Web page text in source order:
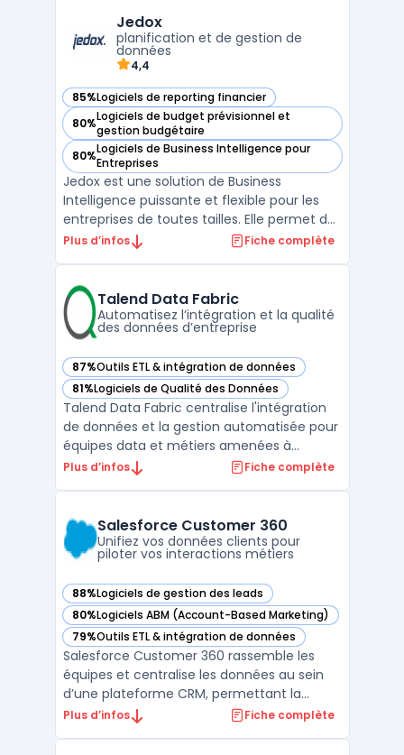
Power BI pour offrir une solution complète
aux entreprise ...
Jedox
planification et de gestion de
données
4,4
85%Logiciels de reporting financier
— voir Jedox dans cette catégorie
80%Logiciels de budget prévisionnel et
gestion budgétaire
— voir Jedox dans cette catégorie
80%Logiciels de Business Intelligence pour
Entreprises
— voir Jedox dans cette catégorie
Jedox est une solution de Business
Intelligence puissante et flexible pour les
entreprises de toutes tailles. Elle permet de
rassembler toutes les données d'une
de performance, et de générer des
reporting financier ...
Plus d’infos Fiche complète
Talend Data Fabric
Automatisez l’intégration et la qualité
des données d’entreprise
87%Outils ETL & intégration de données
— voir Talend Data Fabric dans cette catégorie
81%Logiciels de Qualité des Données
— voir Talend Data Fabric dans cette catégorie
Talend Data Fabric centralise l'intégration
de données et la gestion automatisée pour
équipes data et métiers amenées à
travailler sur des volumes croissants et des
distribuer des données entre applications
cloud et lo ...
Plus d’infos Fiche complète
Salesforce Customer 360
Unifiez vos données clients pour
piloter vos interactions métiers
88%Logiciels de gestion des leads
— voir Salesforce Customer 360 dans cette catégorie
80%Logiciels ABM (Account-Based Marketing)
— voir Salesforce Customer 360 dans cette catégorie
79%Outils ETL & intégration de données
— voir Salesforce Customer 360 dans cette catégorie
Salesforce Customer 360 rassemble les
équipes et centralise les données au sein
d’une plateforme CRM, permettant la
gestion coordonnée de l’information client
Plus d’infos Fiche complète